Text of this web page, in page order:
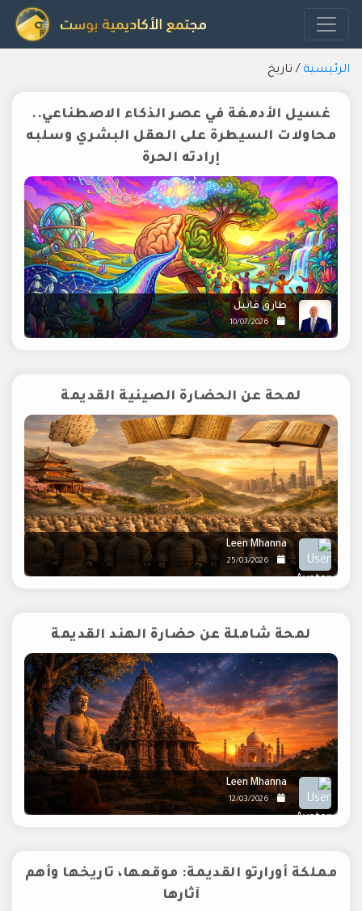
الرئيسية / تاريخ
غسيل الأدمغة في عصر الذكاء الاصطناعي..
محاولات السيطرة على العقل البشري وسلبه
إرادته الحرة
طارق قابيل
10/07/2026
لمحة عن الحضارة الصينية القديمة
Leen Mhanna
25/03/2026
لمحة شاملة عن حضارة الهند القديمة
Leen Mhanna
12/03/2026
مملكة أورارتو القديمة: موقعها، تاريخها وأهم
آثارها